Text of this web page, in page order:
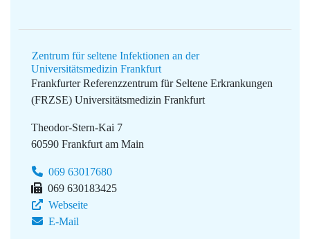
Zentrum für seltene Infektionen an der
Universitätsmedizin Frankfurt
Frankfurter Referenzzentrum für Seltene Erkrankungen
(FRZSE) Universitätsmedizin Frankfurt
Theodor-Stern-Kai 7
60590 Frankfurt am Main
069 63017680
069 630183425
Webseite
E-Mail